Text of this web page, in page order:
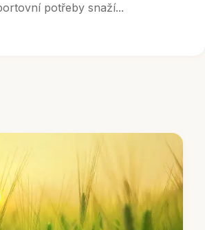
potřeby snaží...